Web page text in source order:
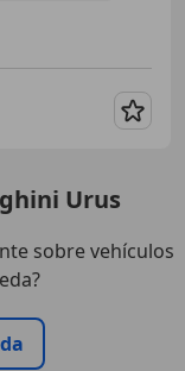
Urus
sobre vehículos